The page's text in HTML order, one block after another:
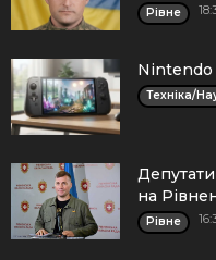
Рівне
Nintendo
Техніка/
на
Рівне